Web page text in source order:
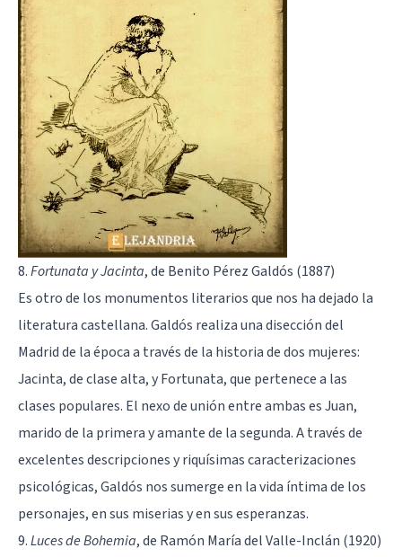
8.Fortunata y Jacinta, de Benito Pérez Galdós (1887)
Es otro de los monumentos literarios que nos ha dejado la
literatura castellana. Galdós realiza una disección del
Madrid de la época a través de la historia de dos mujeres:
Jacinta, de clase alta, y Fortunata, que pertenece a las
clases populares. El nexo de unión entre ambas es Juan,
marido de la primera y amante de la segunda. A través de
excelentes descripciones y riquísimas caracterizaciones
psicológicas, Galdós nos sumerge en la vida íntima de los
personajes, en sus miserias y en sus esperanzas.
9.Luces de Bohemia, de Ramón María del Valle-Inclán (1920)